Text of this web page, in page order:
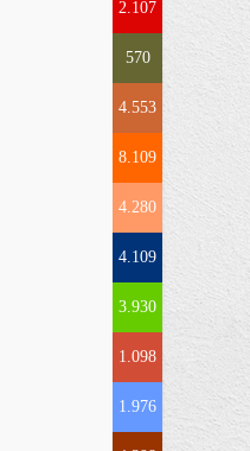
2.107
570
4.553
8.109
4.280
4.109
3.930
1.098
1.976